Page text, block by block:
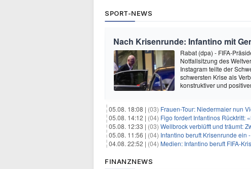
SPORT-NEWS
Nach Krisenrunde: Infantino mit
Rabat (dpa) - FIFA-
Notfallsitzung des
Instagram teilte der
schwersten Krise als
konstruktiver und
05.08. 18:08 | (03) Frauen-Tour: Niedermaier nun
05.08. 14:12 | (04) Figo fordert Infantinos Rücktritt:
05.08. 12:33 | (03) Wellbrock verblüfft und träumt:
05.08. 11:56 | (04) Infantino beruft Krisenrunde ein
04.08. 22:52 | (04) Medien: Infantino beruft FIFA-
FINANZNEWS